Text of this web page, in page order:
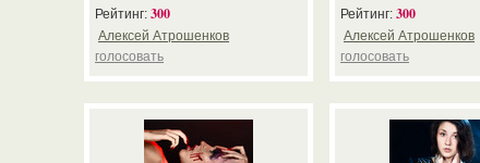
Рейтинг: 300
Алексей Атрошенков
голосовать
Рейтинг: 300
Алексей Атрошенков
голосовать